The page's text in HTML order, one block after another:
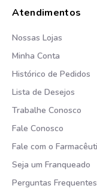
Atendimentos
Nossas Lojas
Minha Conta
Histórico de Pedidos
Lista de Desejos
Trabalhe Conosco
Fale Conosco
Fale com o
Seja um Franqueado
Perguntas Frequentes